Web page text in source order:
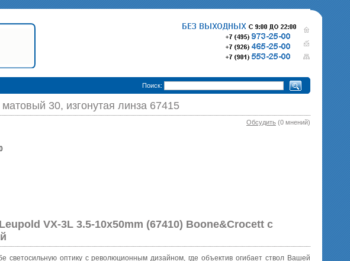
•
000 р.
Поиск:
30, изгонутая линза 67415
Обсудить (0 мнений)
VX-3L 3.5-10x50mm (67410) Boone&Crocett c
светосильную оптику с революционным дизайном, где объектив огибает ствол Вашей